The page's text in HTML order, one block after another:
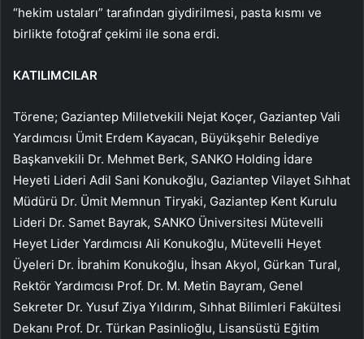
“hekim ustaları” tarafından giydirilmesi, pasta kısmı ve
birlikte fotoğraf çekimi ile sona erdi.
KATILIMCILAR
Törene; Gaziantep Milletvekili Nejat Koçer, Gaziantep Vali
Yardımcısı Ümit Erdem Kayacan, Büyükşehir Belediye
Başkanvekili Dr. Mehmet Berk, SANKO Holding İdare
Heyeti Lideri Adil Sani Konukoğlu, Gaziantep Vilayet Sıhhat
Müdürü Dr. Ümit Memnun Tiryaki, Gaziantep Kent Kurulu
Lideri Dr. Samet Bayrak, SANKO Üniversitesi Mütevelli
Heyet Lider Yardımcısı Ali Konukoğlu, Mütevelli Heyet
Üyeleri Dr. İbrahim Konukoğlu, İhsan Akyol, Gürkan Tural,
Rektör Yardımcısı Prof. Dr. M. Metin Bayram, Genel
Sekreter Dr. Yusuf Ziya Yıldırım, Sıhhat Bilimleri Fakültesi
Dekanı Prof. Dr. Türkan Pasinlioğlu, Lisansüstü Eğitim